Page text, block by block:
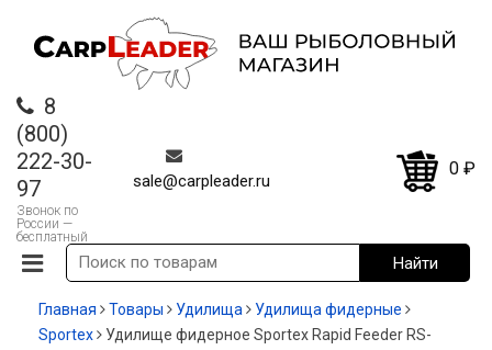
8
(800)
222-30-
97
Звонок по
России —
бесплатный
sale@carpleader.ru
0 ₽
Главная Товары Удилища
Удилища фидерные
Sportex
Удилище фидерное Sportex Rapid Feeder RS-